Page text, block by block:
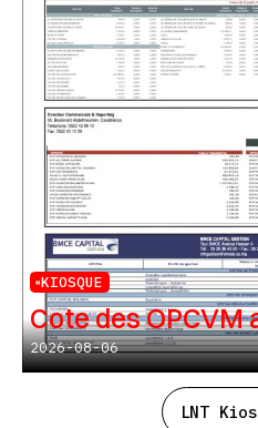
KIOSQUE
Cote des OPCVM
2026-08-06
LNT